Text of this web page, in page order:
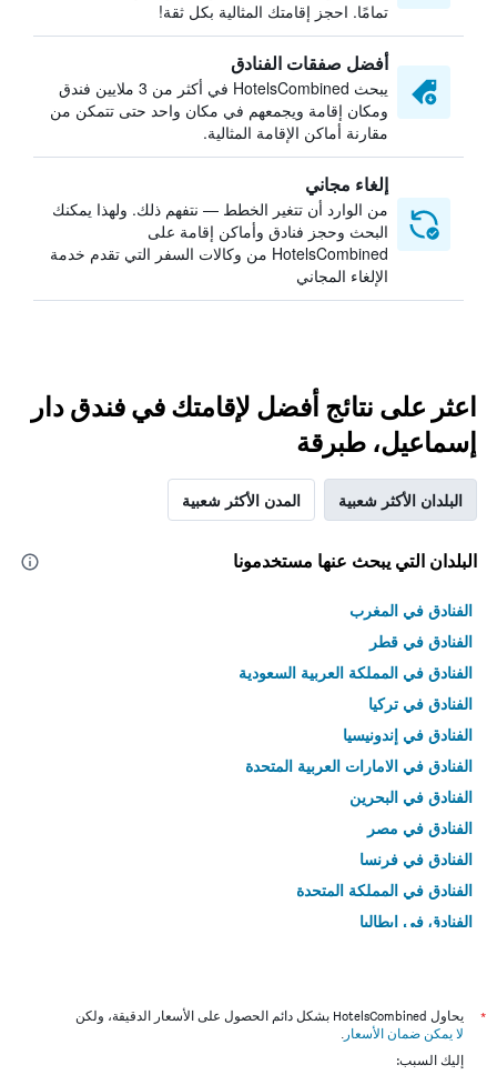
تمامًا. احجز إقامتك المثالية بكل ثقة!
أفضل صفقات الفنادق
يبحث HotelsCombined في أكثر من 3 ملايين فندق
ومكان إقامة ويجمعهم في مكان واحد حتى تتمكن من
مقارنة أماكن الإقامة المثالية.
إلغاء مجاني
من الوارد أن تتغير الخطط — نتفهم ذلك. ولهذا يمكنك
البحث وحجز فنادق وأماكن إقامة على
HotelsCombined من وكالات السفر التي تقدم خدمة
الإلغاء المجاني
اعثر على نتائج أفضل لإقامتك في فندق دار
إسماعيل، طبرقة
البلدان الأكثر شعبية المدن الأكثر شعبية
البلدان التي يبحث عنها مستخدمونا
الفنادق في المغرب
الفنادق في قطر
الفنادق في المملكة العربية السعودية
الفنادق في تركيا
الفنادق في إندونيسيا
الفنادق في الامارات العربية المتحدة
الفنادق في البحرين
الفنادق في مصر
الفنادق في فرنسا
الفنادق في المملكة المتحدة
الفنادق في إيطاليا
*
يحاول HotelsCombined بشكل دائم الحصول على الأسعار الدقيقة، ولكن
لا يمكن ضمان الأسعار .
إليك السبب: